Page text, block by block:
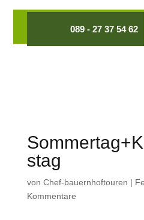
089 - 27 37 54 62
stag
von Chef-bauernhoftouren |
Kommentare